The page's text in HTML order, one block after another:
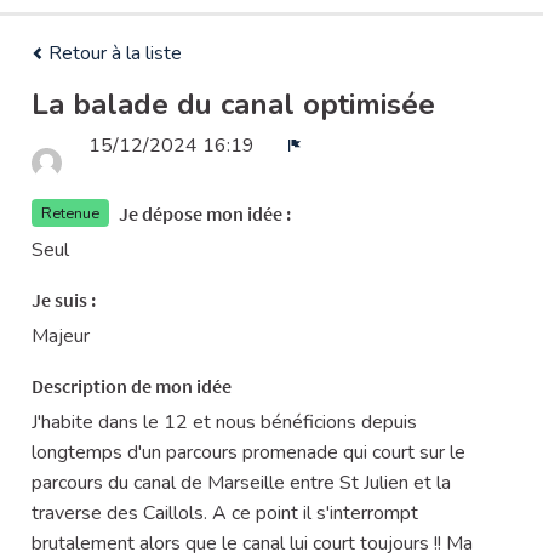
Retour à la liste
La balade du canal optimisée
15/12/2024 16:19
Retenue Je dépose mon idée :
Seul
Je suis :
Majeur
Description de mon idée
J'habite dans le 12 et nous bénéficions depuis
longtemps d'un parcours promenade qui court sur le
parcours du canal de Marseille entre St Julien et la
traverse des Caillols. A ce point il s'interrompt
brutalement alors que le canal lui court toujours !! Ma